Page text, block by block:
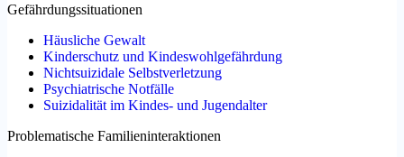
Gefährdungssituationen
Häusliche Gewalt
Kinderschutz und Kindeswohlgefährdung
Nichtsuizidale Selbstverletzung
Psychiatrische Notfälle
Suizidalität im Kindes- und Jugendalter
Problematische Familieninteraktionen